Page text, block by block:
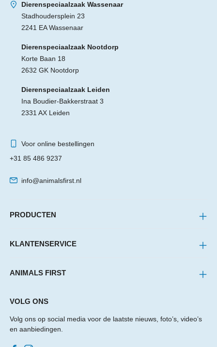
Dierenspeciaalzaak Wassenaar
Stadhoudersplein 23
2241 EA Wassenaar
Dierenspeciaalzaak Nootdorp
Korte Baan 18
2632 GK Nootdorp
Dierenspeciaalzaak Leiden
Ina Boudier-Bakkerstraat 3
2331 AX Leiden
Voor online bestellingen
+31 85 486 9237
info@animalsfirst.nl
PRODUCTEN
KLANTENSERVICE
ANIMALS FIRST
VOLG ONS
Volg ons op social media voor de laatste nieuws, foto’s, video’s
en aanbiedingen.